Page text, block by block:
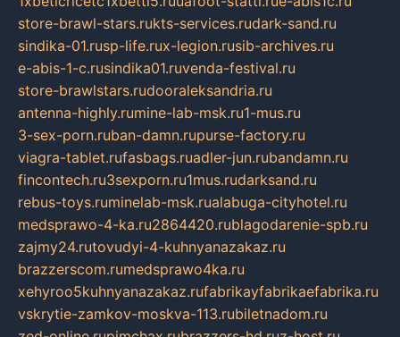
store-brawl-stars.rukts-services.rudark-sand.ru
sindika-01.rusp-life.rux-legion.rusib-archives.ru
e-abis-1-c.rusindika01.ruvenda-festival.ru
store-brawlstars.rudooraleksandria.ru
antenna-highly.rumine-lab-msk.ru1-mus.ru
3-sex-porn.ruban-damn.rupurse-factory.ru
viagra-tablet.rufasbags.ruadler-jun.rubandamn.ru
fincontech.ru3sexporn.ru1mus.rudarksand.ru
rebus-toys.ruminelab-msk.rualabuga-cityhotel.ru
medsprawo-4-ka.ru2864420.rublagodarenie-spb.ru
zajmy24.rutovudyi-4-kuhnyanazakaz.ru
brazzerscom.rumedsprawo4ka.ru
xehyroo5kuhnyanazakaz.rufabrikayfabrikaefabrika.ru
vskrytie-zamkov-moskva-113.rubiletnadom.ru